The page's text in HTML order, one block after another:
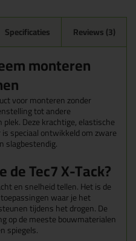
Specificaties Reviews (3)
monteren
voor monteren zonder
tot andere
Deze krachtige, elastische
speciaal ontwikkeld om zware
slagbestendig.
Tec7 X-Tack?
en snelheid tellen. Het is de
waar je het
tijdens het drogen. De
op de meeste bouwmaterialen
spiegels.